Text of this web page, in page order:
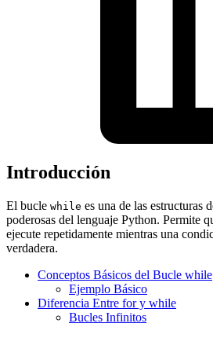
Introducción
El bucle while es una de las estructuras
poderosas del lenguaje Python. Permite
ejecute repetidamente mientras una
verdadera.
Conceptos Básicos del Bucle while
Ejemplo Básico
Diferencia Entre for y while
Bucles Infinitos